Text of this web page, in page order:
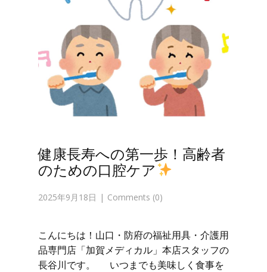
健康長寿への第一歩！高齢者
のための口腔ケア
2025年9月18日 Comments (0)
こんにちは！山口・防府の福祉用具・介護用
品専門店「加賀メディカル」本店スタッフの
長谷川です。 いつまでも美味しく食事を